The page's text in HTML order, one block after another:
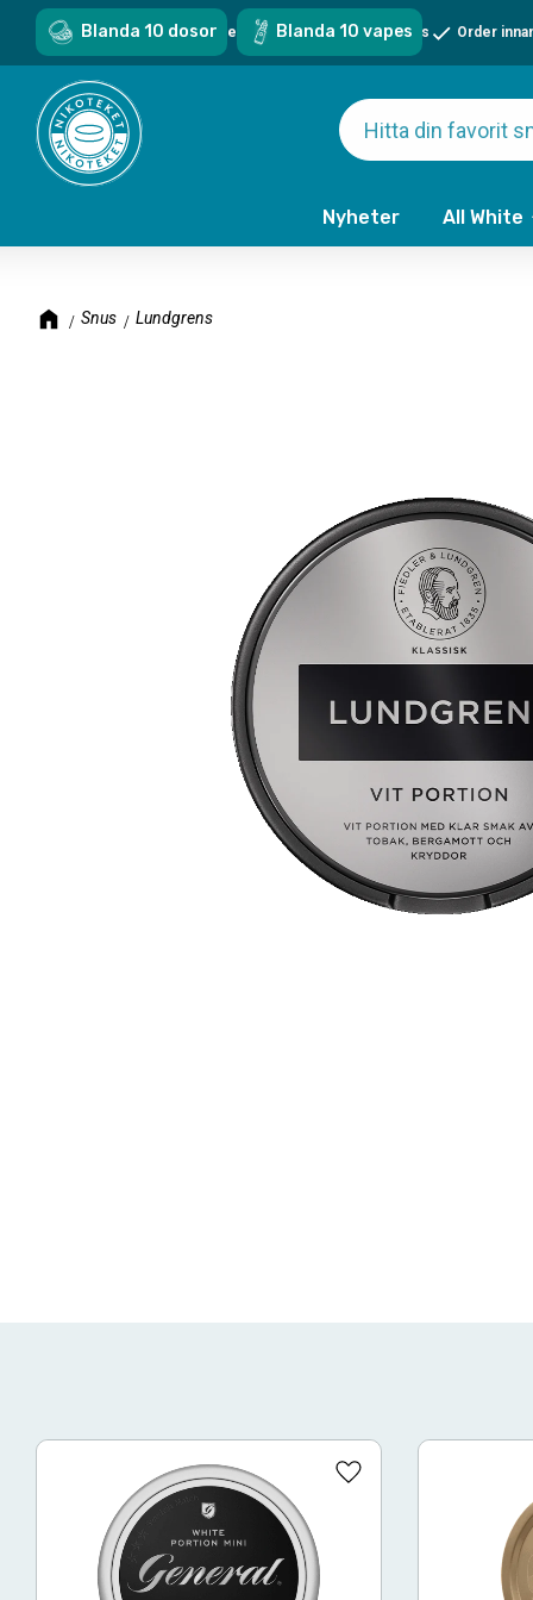
Nyheter All White
Blanda 10 dosor Blanda 10 vapes
Sveriges största sortiment - över 1000 snus & vapes Order
Snus Lundgrens
Lägg till i favoriter